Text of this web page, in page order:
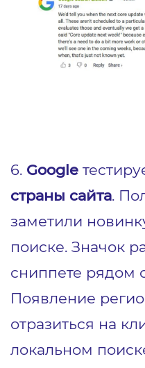
6. Google
страны сайта.
заметили
поиске. Значок
сниппете рядом
Появление
отразиться на
локальном